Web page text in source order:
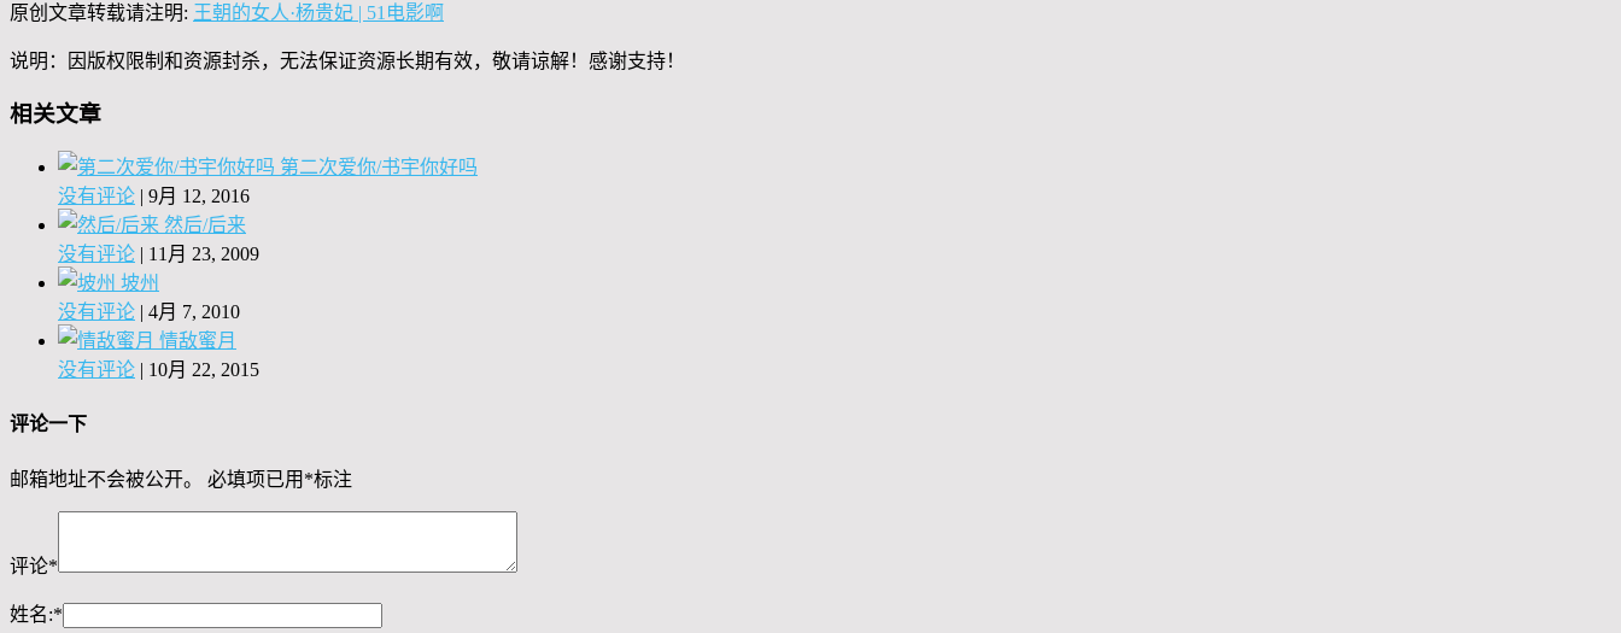
原创文章转载请注明: 王朝的女人·杨贵妃 | 51电影啊
说明：因版权限制和资源封杀，无法保证资源长期有效，敬请谅解！感谢支持！
相关文章
第二次爱你/书宇你好吗
没有评论 | 9月 12, 2016
然后/后来
没有评论 | 11月 23, 2009
坡州
没有评论 | 4月 7, 2010
情敌蜜月
没有评论 | 10月 22, 2015
评论一下
邮箱地址不会被公开。 必填项已用 *标注
评论*
姓名:*